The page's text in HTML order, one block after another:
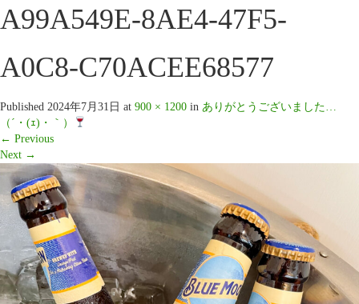
A99A549E-8AE4-47F5-
A0C8-C70ACEE68577
Published 2024年7月31日 at 900 × 1200 in ありがとうございました…
（´・(ｪ)・｀）
← Previous
Next →